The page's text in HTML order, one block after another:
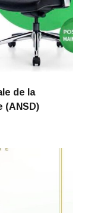
de la
(ANSD)